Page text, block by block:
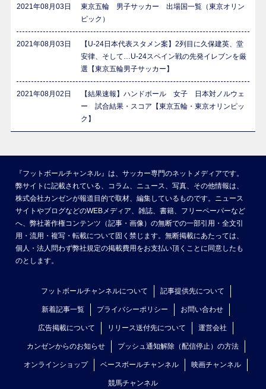
2021年08月03日
東京五輪 男子サッカー 出場国一覧（東京オリン
ピック）
2021年08月03日
【U-24日本代表スタメン案】2列目に久保建英、堂
安律、そして…U-24スペイン戦の先発イレブンを厳
選【東京五輪男子サッカー】
2021年08月02日
【結果速報】ハンドボール 女子 日本対ノルウェ
ー 試合結果・スコア【東京五輪・東京オリンピッ
ク】
『フットボールチャンネル』は、サッカー専門のネットメディアです。
弊サイトに記載されている、コラム、ニュース、写真、その他情報は、
株式会社カンゼンが報道目的で取材、編集しているものです。ニュース
サイトやブログなどのWEBメディア、雑誌、書籍、フリーペーパーなど
へ、弊社著作権コンテンツ（記事・画像）の無断での一部引用・全文引
用・流用・複写・転載について固く禁じます。無断掲載にあたっては、
個人・法人問わず弊社規定の掲載費用をお支払い頂くことに同意したも
のとします。
フットボールチャンネルについて 記事提供先について
新着記事一覧 プライバシーポリシー お問い合わせ
広告掲載について リリース送付先について 運営会社
カンゼンからのお知らせ プッシュ通知解除（配信停止）の方法
オンラインショップ ベースボールチャンネル 映画チャンネル
競馬チャンネル